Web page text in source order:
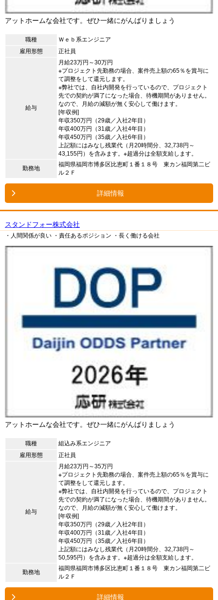
アットホームな会社です。ぜひ一緒にがんばりましょう
職種
Ｗｅｂ系エンジニア
雇用形態
正社員
給与
月給23万円～30万円
※プロジェクト先勤務の場合、案件売上額の65％を賞与に
て調整をして還元します。
※弊社では、自社内開発を行っているので、プロジェクト
先での契約が満了になった場合、待機期間がありません。
なので、月給の減額が無く安心して働けます。
[年収例]
年収350万円（29歳／入社2年目）
年収400万円（31歳／入社4年目）
年収450万円（35歳／入社6年目）
上記額にはみなし残業代（月20時間分、32,738円～
43,155円）を含みます。※超過分は全額支給します。
勤務地
福岡県福岡市博多区比恵町１番１８号 東カン福岡第二ビ
ル２Ｆ
詳細情報
スタンドフォー株式会社
・人間関係が良い ・責任あるポジション ・長く働ける会社
アットホームな会社です。ぜひ一緒にがんばりましょう
職種
組込み系エンジニア
雇用形態
正社員
給与
月給23万円～35万円
※プロジェクト先勤務の場合、案件売上額の65％を賞与に
て調整をして還元します。
※弊社では、自社内開発を行っているので、プロジェクト
先での契約が満了になった場合、待機期間がありません。
なので、月給の減額が無く安心して働けます。
[年収例]
年収350万円（29歳／入社2年目）
年収400万円（31歳／入社4年目）
年収450万円（35歳／入社6年目）
上記額にはみなし残業代（月20時間分、32,738円～
50,595円）を含みます。※超過分は全額支給します。
勤務地
福岡県福岡市博多区比恵町１番１８号 東カン福岡第二ビ
ル２Ｆ
詳細情報